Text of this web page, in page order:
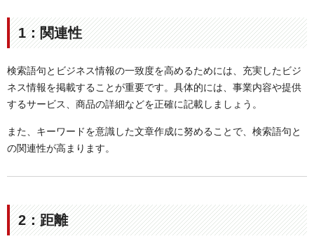
1：関連性
検索語句とビジネス情報の一致度を高めるためには、充実したビジ
ネス情報を掲載することが重要です。具体的には、事業内容や提供
するサービス、商品の詳細などを正確に記載しましょう。
また、キーワードを意識した文章作成に努めることで、検索語句と
の関連性が高まります。
2：距離